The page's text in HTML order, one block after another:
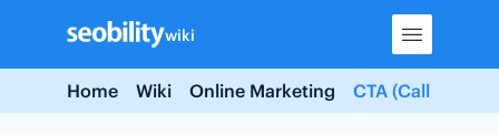
content
wiki
Home Wiki Online Marketing CTA (Call to